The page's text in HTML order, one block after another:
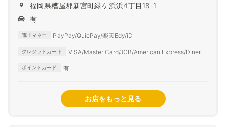
福岡県糟屋郡新宮町緑ケ浜浜4丁目18-1
有
電子マネー PayPay/QuicPay/楽天Edy/iD
クレジットカード
VISA/Master Card/JCB/American Express/Diners
ポイントカード 有
お店をもっと見る